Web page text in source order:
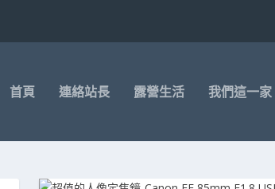
首頁 連絡站長 露營生活 我們這一家